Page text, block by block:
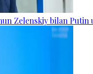
Zelenskiy bilan